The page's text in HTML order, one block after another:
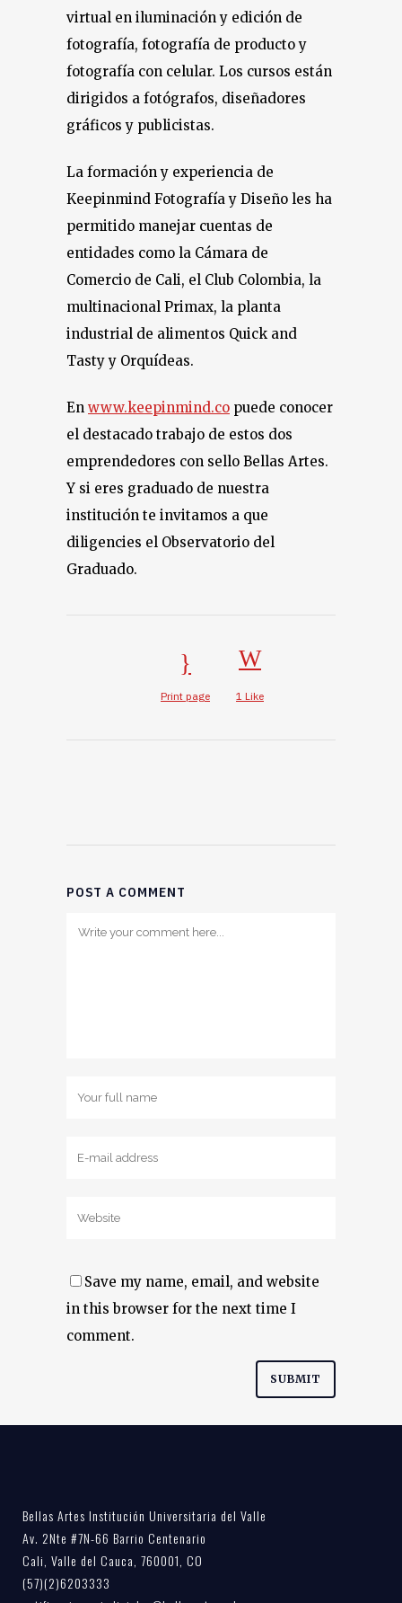
virtual en iluminación y edición de
fotografía, fotografía de producto y
fotografía con celular. Los cursos están
dirigidos a fotógrafos, diseñadores
gráficos y publicistas.
La formación y experiencia de
Keepinmind Fotografía y Diseño les ha
permitido manejar cuentas de
entidades como la Cámara de
Comercio de Cali, el Club Colombia, la
multinacional Primax, la planta
industrial de alimentos Quick and
Tasty y Orquídeas.
En www.keepinmind.co puede conocer
el destacado trabajo de estos dos
emprendedores con sello Bellas Artes.
Y si eres graduado de nuestra
institución te invitamos a que
diligencies el Observatorio del
Graduado.
Print page 1 Like
POST A COMMENT
Save my name, email, and website
in this browser for the next time I
comment.
Bellas Artes Institución Universitaria del Valle
Av. 2Nte #7N-66 Barrio Centenario
Cali, Valle del Cauca, 760001, CO
(57)(2)6203333